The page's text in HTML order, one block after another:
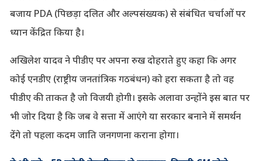
बजाय PDA (पिछड़ा दलित और अल्पसंख्यक) से संबंधित चर्चाओं पर
ध्यान केंद्रित किया है।
अखिलेश यादव ने पीडीए पर अपना रुख दोहराते हुए कहा कि अगर
कोई एनडीए (राष्ट्रीय जनतांत्रिक गठबंधन) को हरा सकता है तो वह
पीडीए की ताकत है जो विजयी होगी। इसके अलावा उन्होंने इस बात पर
भी जोर दिया है कि जब वे सत्ता में आएंगे या सरकार बनाने में समर्थन
देंगे तो पहला कदम जाति जनगणना कराना होगा।